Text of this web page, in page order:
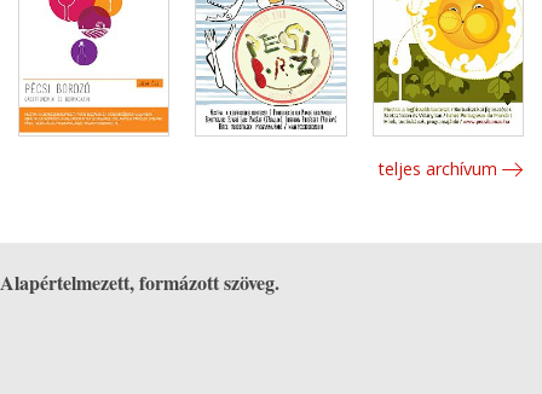
teljes archívum
Alapértelmezett, formázott szöveg.